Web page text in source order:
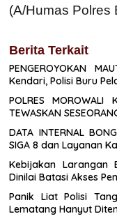
(A/Humas Polres
Berita Terkait
PENGEROYOKAN
Kendari, Polisi Buru
POLRES MOROWALI
TEWASKAN
DATA INTERNAL
SIGA 8 dan Layanan
Kebijakan Larangan
Dinilai Batasi Akses
Panik Liat Polisi
Lematang Hanyut